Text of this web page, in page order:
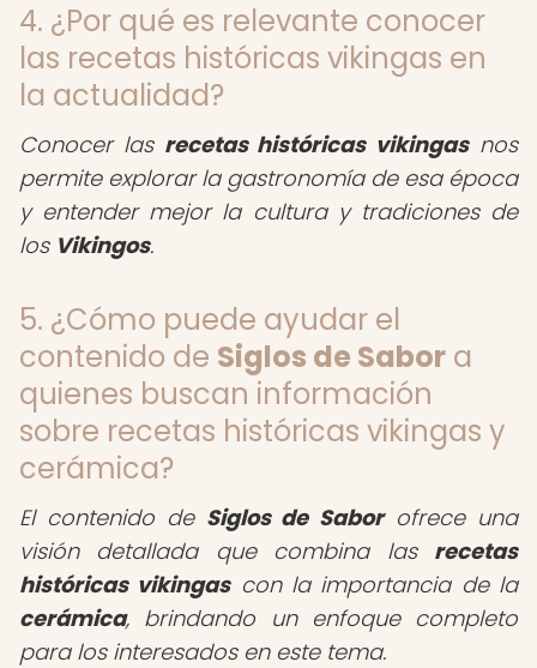
4. ¿Por qué es relevante conocer
las recetas históricas vikingas en
la actualidad?
Conocer las recetas históricas vikingasnos
permite explorar la gastronomía de esa época
y entender mejor la cultura y tradiciones de
los Vikingos.
5. ¿Cómo puede ayudar el
contenido de Siglos de Sabor a
quienes buscan información
sobre recetas históricas vikingas y
cerámica?
El contenido de Siglos de Saborofrece una
visión detallada que combina las recetas
históricas vikingascon la importancia de la
cerámica, brindando un enfoque completo
para los interesados en este tema.